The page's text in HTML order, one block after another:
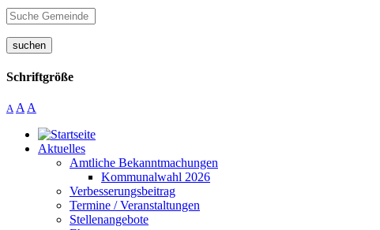
suchen
Schriftgröße
A A A
Aktuelles
Amtliche Bekanntmachungen
Kommunalwahl 2026
Verbesserungsbeitrag
Termine / Veranstaltungen
Stellenangebote